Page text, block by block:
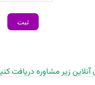
زیر مشاوره دریافت